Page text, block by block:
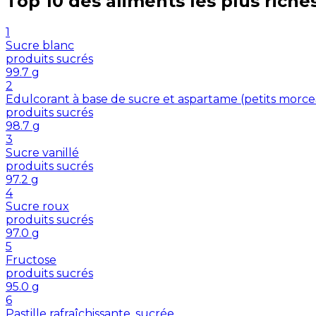
1
Sucre blanc
produits sucrés
99.7 g
2
Edulcorant à base de sucre et aspartame (petits
produits sucrés
98.7 g
3
Sucre vanillé
produits sucrés
97.2 g
4
Sucre roux
produits sucrés
97.0 g
5
Fructose
produits sucrés
95.0 g
6